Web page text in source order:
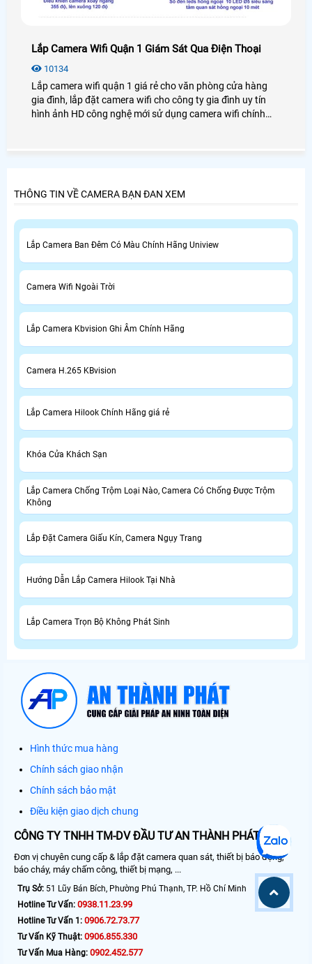
Lắp Camera Wifi Quận 1 Giám Sát Qua Điện Thoại
10134
Lắp camera wifi quận 1 giá rẻ cho văn phòng cửa hàng
gia đình, lắp đặt camera wifi cho công ty gia đình uy tín
hình ảnh HD công nghệ mới sử dụng camera wifi chính
THÔNG TIN VỀ CAMERA BẠN ĐAN XEM
Lắp Camera Ban Đêm Có Màu Chính Hãng Uniview
Camera Wifi Ngoài Trời
Lắp Camera Kbvision Ghi Âm Chính Hãng
Camera H.265 KBvision
Lắp Camera Hilook Chính Hãng giá rẻ
Khóa Cửa Khách Sạn
Lắp Camera Chống Trộm Loại Nào, Camera Có Chống Được Trộm
Không
Lắp Đặt Camera Giấu Kín, Camera Ngụy Trang
Hướng Dẫn Lắp Camera Hilook Tại Nhà
Lắp Camera Trọn Bộ Không Phát Sinh
Hình thức mua hàng
Chính sách giao nhận
Chính sách bảo mật
Điều kiện giao dịch chung
CÔNG TY TNHH TM-DV ĐẦU TƯ AN THÀNH PHÁT
Đơn vị chuyên cung cấp & lắp đặt camera quan sát, thiết bị báo động,
báo cháy, máy chấm công, thiết bị mạng, ...
Trụ Sở: 51 Lũy Bán Bích, Phường Phú Thạnh, TP. Hồ Chí Minh
Hotline Tư Vấn: 0938.11.23.99
Hotline Tư Vấn 1: 0906.72.73.77
Tư Vấn Kỹ Thuật: 0906.855.330
Tư Vấn Mua Hàng: 0902.452.577